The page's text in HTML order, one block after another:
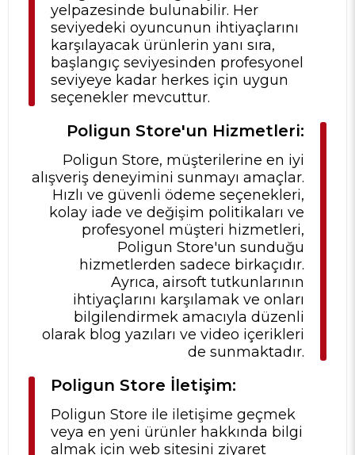
yelpazesinde bulunabilir. Her
seviyedeki oyuncunun ihtiyaçlarını
karşılayacak ürünlerin yanı sıra,
başlangıç seviyesinden profesyonel
seviyeye kadar herkes için uygun
seçenekler mevcuttur.
Poligun Store'un Hizmetleri:
Poligun Store, müşterilerine en iyi
alışveriş deneyimini sunmayı amaçlar.
Hızlı ve güvenli ödeme seçenekleri,
kolay iade ve değişim politikaları ve
profesyonel müşteri hizmetleri,
Poligun Store'un sunduğu
hizmetlerden sadece birkaçıdır.
Ayrıca, airsoft tutkunlarının
ihtiyaçlarını karşılamak ve onları
bilgilendirmek amacıyla düzenli
olarak blog yazıları ve video içerikleri
de sunmaktadır.
Poligun Store İletişim:
Poligun Store ile iletişime geçmek
veya en yeni ürünler hakkında bilgi
almak için web sitesini ziyaret